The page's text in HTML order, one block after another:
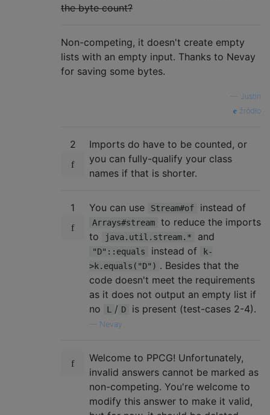
the byte count?
Non-competing, it doesn't create empty
lists with an empty input. Thanks to Nevay
for saving some bytes.
Justin
źródło
2
Imports do have to be counted, or
you can fully-qualify your class
names if that is shorter.
1 You can use Stream#of instead of
Arrays#stream
to reduce the imports
to
java.util.stream.* and
"D"::equals instead of
k-
>k.equals("D") . Besides that the
code doesn't meet the requirements
as it does not output an empty list if
no
L / D is present (test-cases 2-4).
Nevay
Welcome to PPCG! Unfortunately,
invalid answers cannot be marked as
non-competing. You're welcome to
modify this answer to make it valid,